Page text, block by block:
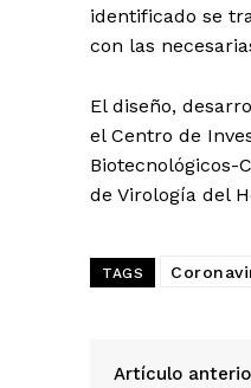
identificado se
con las
El diseño,
el Centro de
Biotecnológicos-
de Virología del
TAGS
Artículo